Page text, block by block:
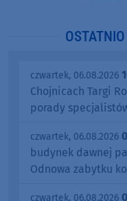
czwartek, 06.08.2026
Chojnicach Targi
porady
czwartek, 06.08.2026
budynek dawnej
Odnowa zabytku
czwartek, 06.08.2026